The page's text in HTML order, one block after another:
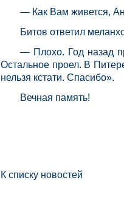
— Как Вам живется,
Битов ответил
— Плохо. Год назад
Остальное проел. В
нельзя кстати. Спасибо».
Вечная память!
К списку новостей